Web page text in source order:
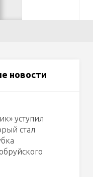
новости
уступил
стал